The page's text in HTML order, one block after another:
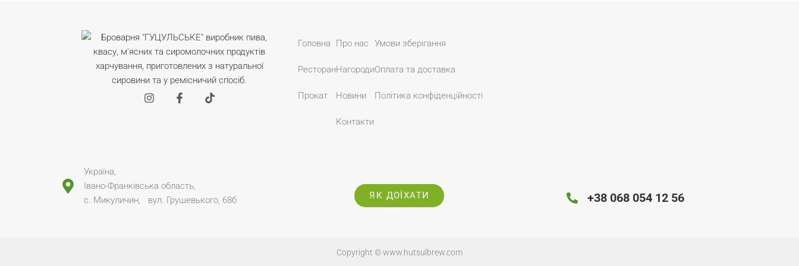
Головна
Ресторан
Прокат
Про нас
Нагороди
Новини
Контакти
Умови зберігання
Оплата та доставка
Політика конфіденційності
Україна,
Івано-Франківська область,
с. Микуличин, вул. Грушевького, 68б
ЯК ДОЇХАТИ +38 068 054 12 56
Copyright ©www.hutsulbrew.com